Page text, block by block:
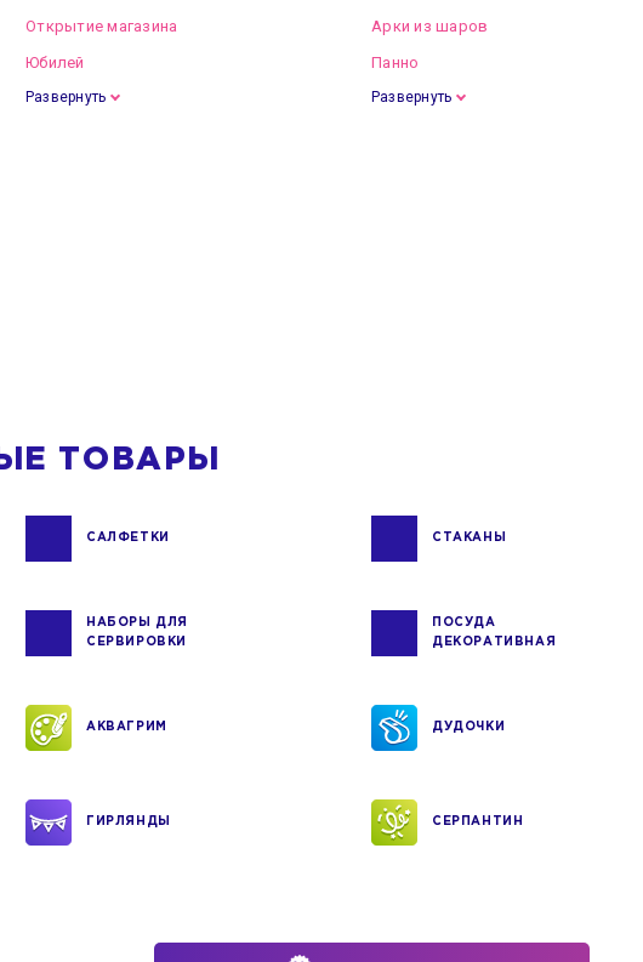
Открытие магазина
Юбилей
Развернуть
Арки из шаров
Панно
Развернуть
ТОВАРЫ
САЛФЕТКИ СТАКАНЫ
НАБОРЫ ДЛЯ
СЕРВИРОВКИ
ПОСУДА
ДЕКОРАТИВНАЯ
АКВАГРИМ ДУДОЧКИ
ГИРЛЯНДЫ СЕРПАНТИН